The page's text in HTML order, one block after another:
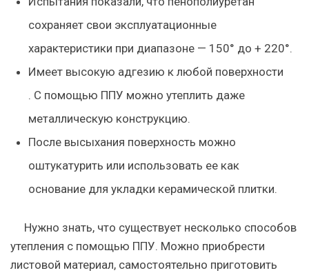
сохраняет свои эксплуатационные
характеристики при диапазоне — 150° до + 220°.
Имеет высокую адгезию к любой поверхности
. С помощью ППУ можно утеплить даже
металлическую конструкцию.
После высыхания поверхность можно
оштукатурить или использовать ее как
основание для укладки керамической плитки.
Нужно знать, что существует несколько способов
утепления с помощью ППУ. Можно приобрести
листовой материал, самостоятельно приготовить